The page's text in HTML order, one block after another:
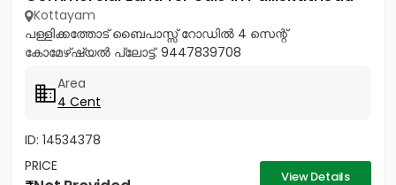
Kottayam
പള്ളിക്കത്തോട് ബൈപാസ്സ് റോഡിൽ 4 സെന്റ്
കോമേഴ്‌ഷ്യൽ പ്ലോട്ട്. 9447839708
Area
4 Cent
ID: 14534378
PRICE
View Details